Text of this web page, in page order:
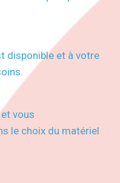
disponible et à votre
vous
le choix du matériel